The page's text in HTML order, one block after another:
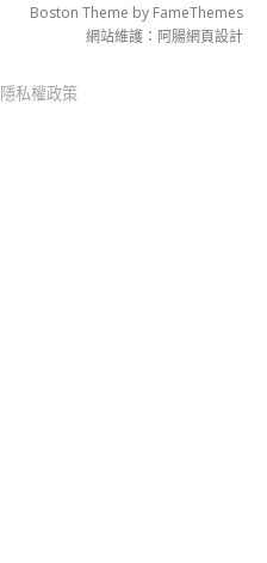
Boston Theme by FameThemes
網站維護： 阿腸網頁設計
隱私權政策